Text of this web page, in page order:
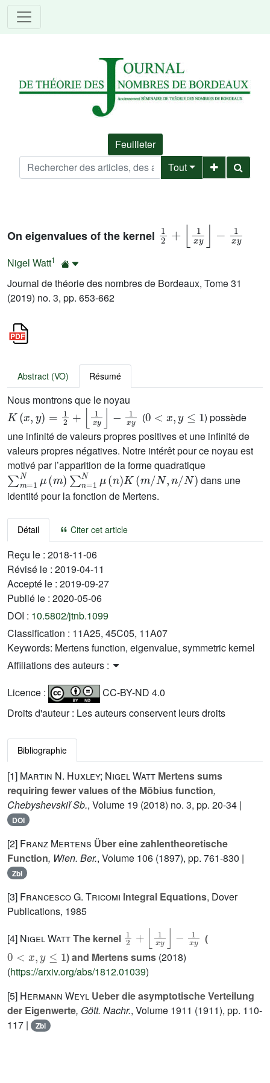
Feuilleter
Tout
On eigenvalues of the kernel
1 1 xy ⌋ y
Nigel Watt1
Journal de théorie des nombres de Bordeaux, Tome 31
(2019) no. 3, pp. 653-662
Abstract (VO) Résumé
Nous montrons que le noyau
K(x,y)=12+⌊1xy⌋- 1x y
(
) possède
une infinité de valeurs propres positives et une infinité de
valeurs propres négatives. Notre intérêt pour ce noyau est
motivé par l’apparition de la forme quadratique
∑m=1Nμ (m)∑n=1Nμ(n)K(m/N,n/N)
dans une
identité pour la fonction de Mertens.
Détail Citer cet article
Reçu le : 2018-11-06
Révisé le : 2019-04-11
Accepté le : 2019-09-27
Publié le : 2020-05-06
DOI : 10.5802/jtnb.1099
Classification : 11A25, 45C05, 11A07
Keywords: Mertens function, eigenvalue, symmetric kernel
Affiliations des auteurs :
Licence :
CC-BY-ND 4.0
Droits d'auteur : Les auteurs conservent leurs droits
Bibliographie
[1] Martin N. Huxley; Nigel Watt Mertens sums
requiring fewer values of the Möbius function,
Chebyshevskiĭ Sb., Volume 19 (2018) no. 3, pp. 20-34 |
DOI
[2] Franz Mertens Über eine zahlentheoretische
Function, Wien. Ber., Volume 106 (1897), pp. 761-830 |
Zbl
[3] Francesco G. Tricomi Integral Equations, Dover
Publications, 1985
[4] Nigel WattThe kernel
1 1 x ⌋ y
(
0 <
) and Mertens sums (2018)
(https://arxiv.org/abs/1812.01039)
[5] Hermann Weyl Ueber die asymptotische Verteilung
der Eigenwerte, Gött. Nachr., Volume 1911 (1911), pp. 110-
117 |
Zbl